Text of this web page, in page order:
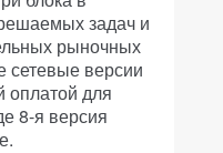
задач и
рыночных
сетевые версии
оплатой для
8-я версия